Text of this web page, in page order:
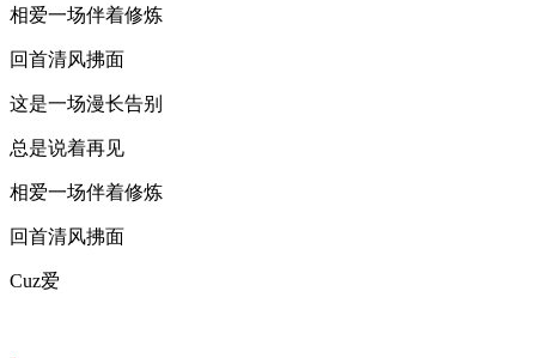
相爱一场伴着修炼
回首清风拂面
这是一场漫长告别
总是说着再见
相爱一场伴着修炼
回首清风拂面
Cuz爱